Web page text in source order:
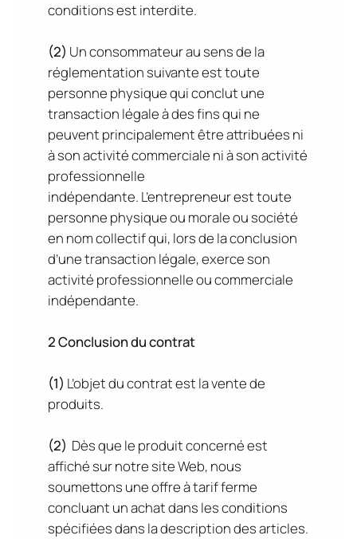
conditions est interdite.
(2) Un consommateur au sens de la
réglementation suivante est toute
personne physique qui conclut une
transaction légale à des fins qui ne
peuvent principalement être attribuées ni
à son activité commerciale ni à son activité
professionnelle
indépendante. L’entrepreneur est toute
personne physique ou morale ou société
en nom collectif qui, lors de la conclusion
d’une transaction légale, exerce son
activité professionnelle ou commerciale
indépendante.
2 Conclusion du contrat
(1) L’objet du contrat est la vente de
produits.
(2) Dès que le produit concerné est
affiché sur notre site Web, nous
soumettons une offre à tarif ferme
concluant un achat dans les conditions
spécifiées dans la description des articles.